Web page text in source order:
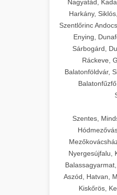
Nagyatád,
Harkány,
Szentlőrinc
Enying,
Sárbogárd,
Ráckeve,
Balatonföldvár,
Szentes,
Nyergesújfalu,
Aszód, Hatvan,
Kiskőrös,